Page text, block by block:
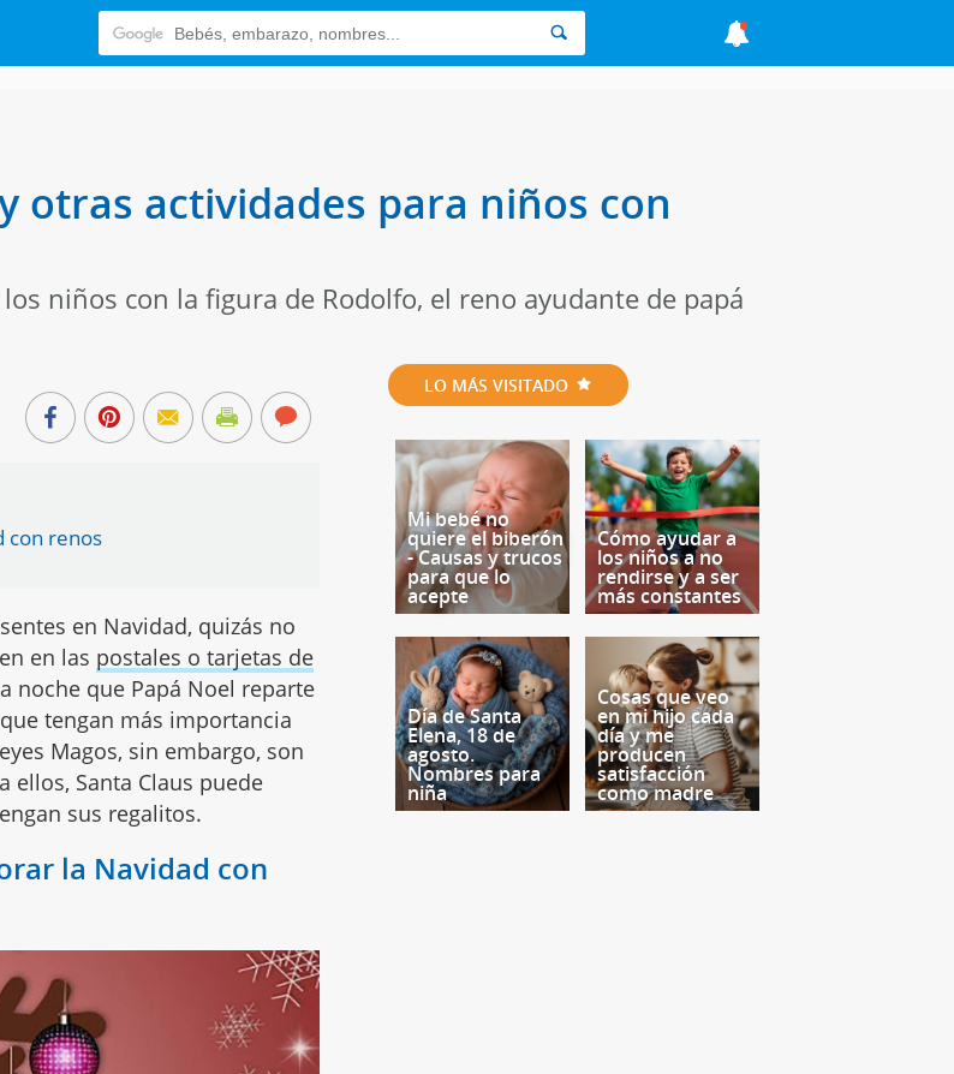
otras actividades para niños con
niños con la figura de Rodolfo, el reno ayudante de papá
con renos
en Navidad, quizás no
en las postales o tarjetas de
noche que Papá Noel reparte
tengan más importancia
Magos, sin embargo, son
ellos, Santa Claus puede
sus regalitos.
la Navidad con
LO MÁS VISITADO
Mi bebé no
quiere el biberón
- Causas y trucos
para que lo
acepte
Cómo ayudar a
los niños a no
rendirse y a ser
más constantes
Día de Santa
Elena, 18 de
agosto.
Nombres para
niña
Cosas que veo
en mi hijo cada
día y me
producen
satisfacción
como madre